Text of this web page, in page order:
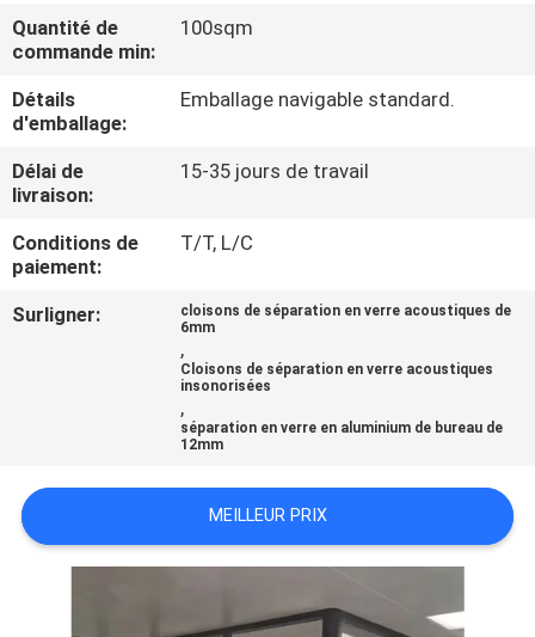
CONTRÔLE
DE
QUALITÉ
CONTACTEZ-
UNE
CITATION
Quantité de
commande min:
100sqm
Détails
d'emballage:
Emballage navigable standard.
Délai de
livraison:
15-35 jours de travail
Conditions de
paiement:
T/T, L/C
Surligner:
cloisons de séparation en verre acoustiques de
6mm
,
Cloisons de séparation en verre acoustiques
insonorisées
,
séparation en verre en aluminium de bureau de
12mm
MEILLEUR PRIX